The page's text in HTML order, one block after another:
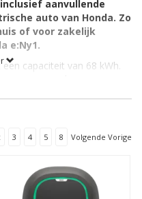
aanvullende
auto van Honda. Zo
of voor zakelijk
e:Ny1.
capaciteit van 68 kWh.
laden via 1 fase met
e:Ny1?
een aansluiting Type 2 en
of op de zaak? In dat geval
3 4 5 8 Volgende Vorige